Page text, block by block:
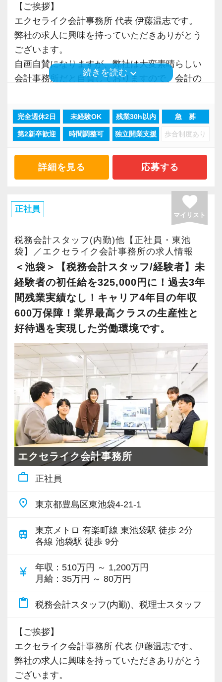
をお迎えしています。
応接室は、森・海・和と3つのテーマに基
づいて構成されており、
お客様もスタッフもくつろげる雰囲気を
大事にしています。
２０代～５０代が１/４ずつ在籍する、バ
ランスの良い組織です。
チームワークを大事にし、皆で楽しく働
けることを第一に考えています。
チームの雰囲気を盛り上げてくれる明る
（５）休憩は業務の都合に合わせて取得可能
昼休み時間１時間は、業務の都合に合わ
せて好きな時間に取得できます。
受験が近い人は、ファミレスに行って勉
強していたりもします。
ピークの時間帯をずらして静かに休憩を
取ることができますよ！
（６）テレワーク環境
ご家庭の事情で、今日はテレワークで働
きたい！
ケガをしてしまい、通勤が難しい！
そんな時でも、自宅で快適にテレワーク
ができます。
（業務に慣れていただくため、入社半年
間は出社が基本です。）
（７）充実したデスクワーク環境
ダブルモニターにより快適に仕事を行え
キントーンによるスケジュール管理、
ンが根強いている職場です。
毎月 ランチミーティングを実施
で、ちょっとお高めのランチが食べられます！
さい。
１２月 忘年会
毎年ビンゴ大会を実施！事前に欲
【ご挨拶】
エクセライク会計事務所 代表 伊藤温志です。
弊社の求人に興味を持っていただきありがとう
ございます。
自画自賛になりますが、弊社は大変素晴らしい
会計事務所だと自負しておりますので、会計の
「税理士事務所の働き方を大きく前進」させ
このことを目標に、弊社は理想の職場を作り上
げるために、毎年血の滲むような努力と改善行
その結果、繁忙期においても「ノー残業」、
「カレンダー通りの休暇」という他の会計事務
所では絶対に実現し得ないような生産性を達成
する事が出来ました。
さらに生産性の向上は高収益体質に結びつき、
所属するスタッフはとても優れた報酬体系で働
く事が可能になりました。
ここまでの道のりは決して平たんなものではあ
りませんでしたが、現在は全てのスタッフがス
トレスを抱えることなく、更には十分な報酬を
得ながら税理士試験にも精力的に取り組む事が
出来るようになりました。
弊社の売上高経常利益率は30％に達しており、
現在は悠然と事業を遂行できる体制が整ってい
ます。
その結果を受け2年連続でベースアップを行い、
全スタッフの報酬を2年間で160万円以上昇給し
ました。
弊社の業態ではクライアントが増えた際の利益
へのインパクトが大きいため今後も更なるベー
弊社の尋常ならぬ生産性の高さは、徹底的した
サプライチェーンマネジメントにより実現して
資料の回収から申告書の提出までの過程をデジ
タルデータでシームレスに繋げ、これに会計シ
ステム、業務管理システムを必要に応じて介在
させる事により極めてスムーズな供給が出来る
この業界は非常に特殊な業界です。クライアン
トは受けきれないほど存在するのに対して深刻
続きを読む keyboard_arrow_down
完全週休2日 未経験OK 残業30h以内 急 募
第2新卒歓迎 時間調整可 独立開業支援 歩合制度あり
詳細を見る 応募する
正社員 favorite
マイリスト
税務会計スタッフ(内勤)他【正社員・東池
袋】／エクセライク会計事務所の求人情報
＜池袋＞【税務会計スタッフ/経験者】未
経験者の初任給を325,000円に！過去3年
間残業実績なし！キャリア4年目の年収
600万保障！業界最高クラスの生産性と
好待遇を実現した労働環境です。
エクセライク会計事務所
work_outline 正社員
place 東京都豊島区東池袋4-21-1
train
東京メトロ 有楽町線 東池袋駅 徒歩 2分
各線 池袋駅 徒歩 9分
currency_yen 年収 ：510万円 ～ 1,200万円
月給 ：35万円 ～ 80万円
content_paste 税務会計スタッフ(内勤)、税理士スタッフ
【ご挨拶】
エクセライク会計事務所 代表 伊藤温志です。
弊社の求人に興味を持っていただきありがとう
ございます。